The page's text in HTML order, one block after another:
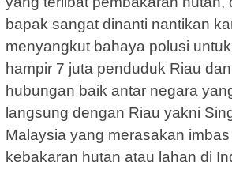
bapak sangat dinanti nantikan
menyangkut bahaya polusi
hampir 7 juta penduduk Riau
hubungan baik antar negara
langsung dengan Riau yakni
Malaysia yang merasakan
kebakaran hutan atau lahan di